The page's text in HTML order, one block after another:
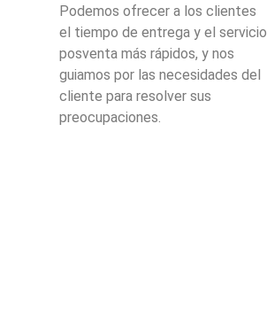
Podemos ofrecer a los clientes
el tiempo de entrega y el servicio
posventa más rápidos, y nos
guiamos por las necesidades del
cliente para resolver sus
preocupaciones.